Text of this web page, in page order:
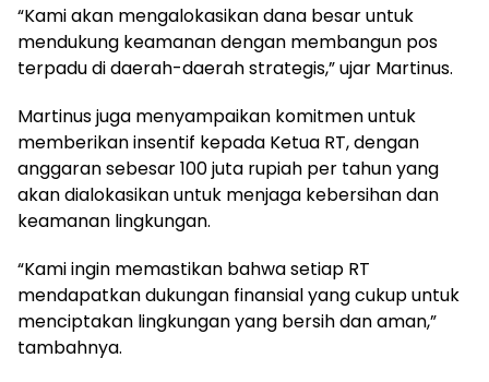
“Kami akan mengalokasikan dana besar untuk
mendukung keamanan dengan membangun pos
terpadu di daerah-daerah strategis,” ujar Martinus.
Martinus juga menyampaikan komitmen untuk
memberikan insentif kepada Ketua RT, dengan
anggaran sebesar 100 juta rupiah per tahun yang
akan dialokasikan untuk menjaga kebersihan dan
keamanan lingkungan.
“Kami ingin memastikan bahwa setiap RT
mendapatkan dukungan finansial yang cukup untuk
menciptakan lingkungan yang bersih dan aman,”
tambahnya.